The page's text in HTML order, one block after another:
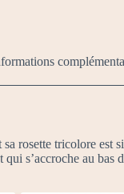
rosette tricolore est
s’accroche au bas